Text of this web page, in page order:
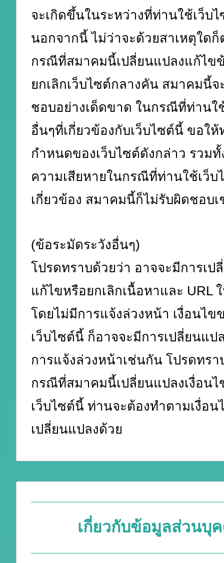
จะเกิดขึ้นในระหว่างที่ท่านใช้เว็บ
นอกจากนี้ ไม่ว่าจะด้วยสาเหตุใดก็
กรณีที่สมาคมนี้เปลี่ยนแปลงแก้ไข
ยกเลิกเว็บไซต์กลางคัน สมาคมนี้จ
ชอบอย่างเด็ดขาด ในกรณีที่ท่านใ
อื่นๆที่เกี่ยวข้องกับเว็บไซต์นี้ ขอใ
กำหนดของเว็บไซต์ดังกล่าว รวมทั้
ความเสียหายในกรณีที่ท่านใช้เว็บ
เกี่ยวข้อง สมาคมนี้ก็ไม่รับผิดชอบ
(ข้อระมัดระวังอื่นๆ)
โปรดทราบด้วยว่า อาจจะมีการเป
แก้ไขหรือยกเลิกเนื้อหาและ URL
โดยไม่มีการแจ้งล่วงหน้า เงื่อนไข
เว็บไซต์นี้ ก็อาจจะมีการเปลี่ยนแป
การแจ้งล่วงหน้าเช่นกัน โปรดทรา
กรณีที่สมาคมนี้เปลี่ยนแปลงเงื่อนไ
เว็บไซต์นี้ ท่านจะต้องทำตามเงื่อน
เปลี่ยนแปลงด้วย
เกี่ยวกับข้อมูลส่วนบุ